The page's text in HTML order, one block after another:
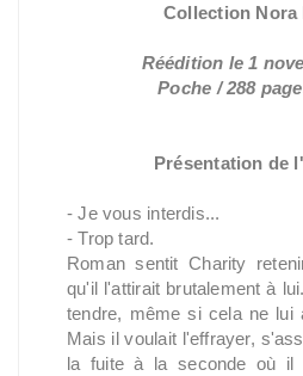
Collection Nora
Réédition le 1
Poche / 288
Présentation de
- Je vous interdis...
- Trop tard.
Roman sentit Charity
qu'il l'attirait brutalement à
tendre, même si cela ne lui
Mais il voulait l'effrayer,
la fuite à la seconde où il